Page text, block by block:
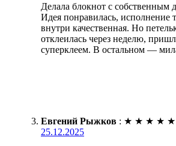
Делала блокнот с собственным
Идея понравилась, исполнение
внутри качественная. Но
отклеилась через неделю,
суперклеем. В остальном —
Евгений Рыжков : ★ ★ ★ ★ ★
25.12.2025